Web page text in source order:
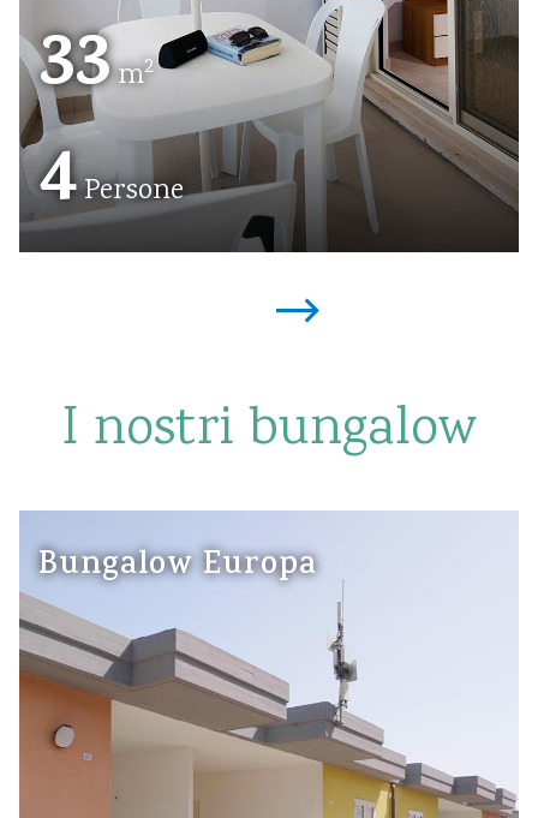
33m2
4Persone
I nostri bungalow
Bungalow Europa